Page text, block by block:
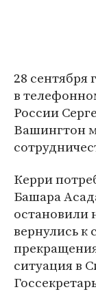
28
в
России
Вашингтон
Керри
Башара
остановили
вернулись
ситуация в